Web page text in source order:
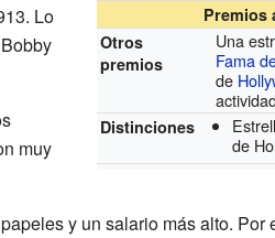
Premios
Otros
premios
Una
Fama
de
Distinciones
de
Lo
muy
y un salario más alto. Por